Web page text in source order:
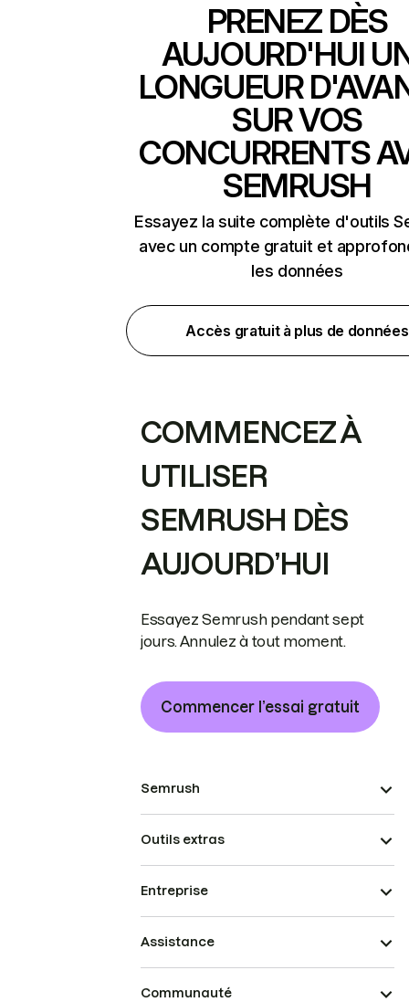
PRENEZ DÈS
AUJOURD'HUI
LONGUEUR
SUR VOS
CONCURRENTS
SEMRUSH
Essayez la suite complète d'outils
avec un compte gratuit et
les données
Accès gratuit à plus de données
COMMENCEZ À
UTILISER
SEMRUSH DÈS
AUJOURD’HUI
Essayez Semrush pendant sept
jours. Annulez à tout moment.
Commencer l’essai gratuit
Semrush
Outils extras
Entreprise
Assistance
Communauté